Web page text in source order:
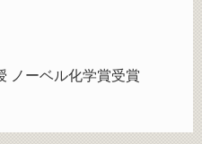
ノーベル化学賞受賞